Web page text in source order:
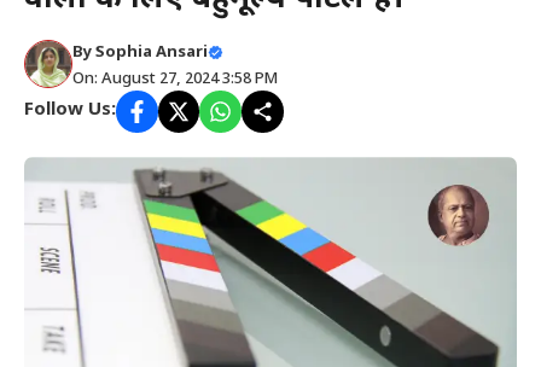
BySophia Ansari
On: August 27, 2024 3:58 PM
Follow Us: